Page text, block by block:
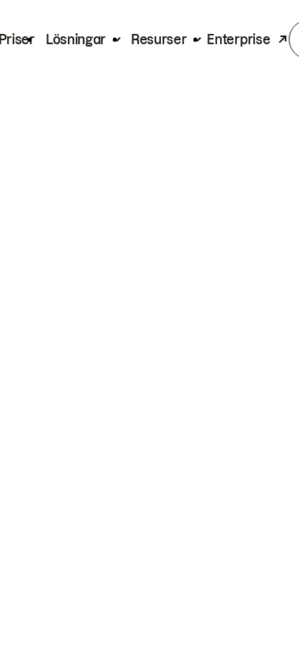
Priser Lösningar Resurser Enterprise